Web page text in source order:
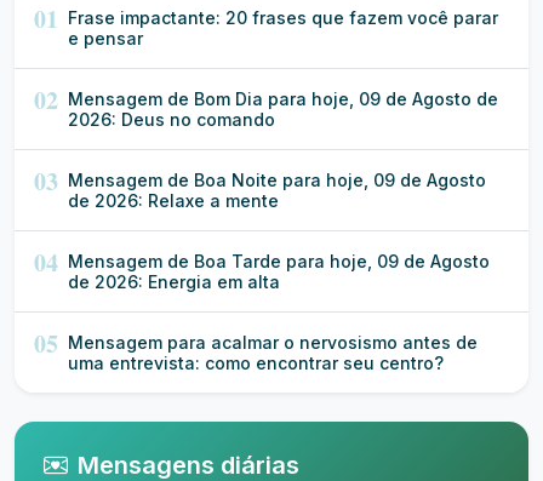
01 Frase impactante: 20 frases que fazem você parar
e pensar
02 Mensagem de Bom Dia para hoje, 09 de Agosto de
2026: Deus no comando
03 Mensagem de Boa Noite para hoje, 09 de Agosto
de 2026: Relaxe a mente
04 Mensagem de Boa Tarde para hoje, 09 de Agosto
de 2026: Energia em alta
05 Mensagem para acalmar o nervosismo antes de
uma entrevista: como encontrar seu centro?
Mensagens diárias